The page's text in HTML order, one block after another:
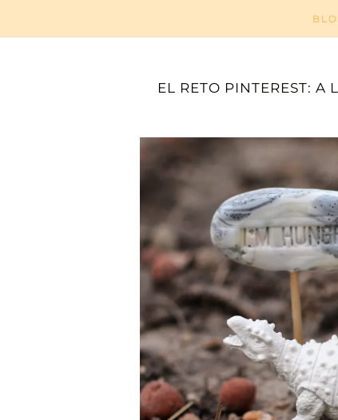
EL RETO PINTEREST: A